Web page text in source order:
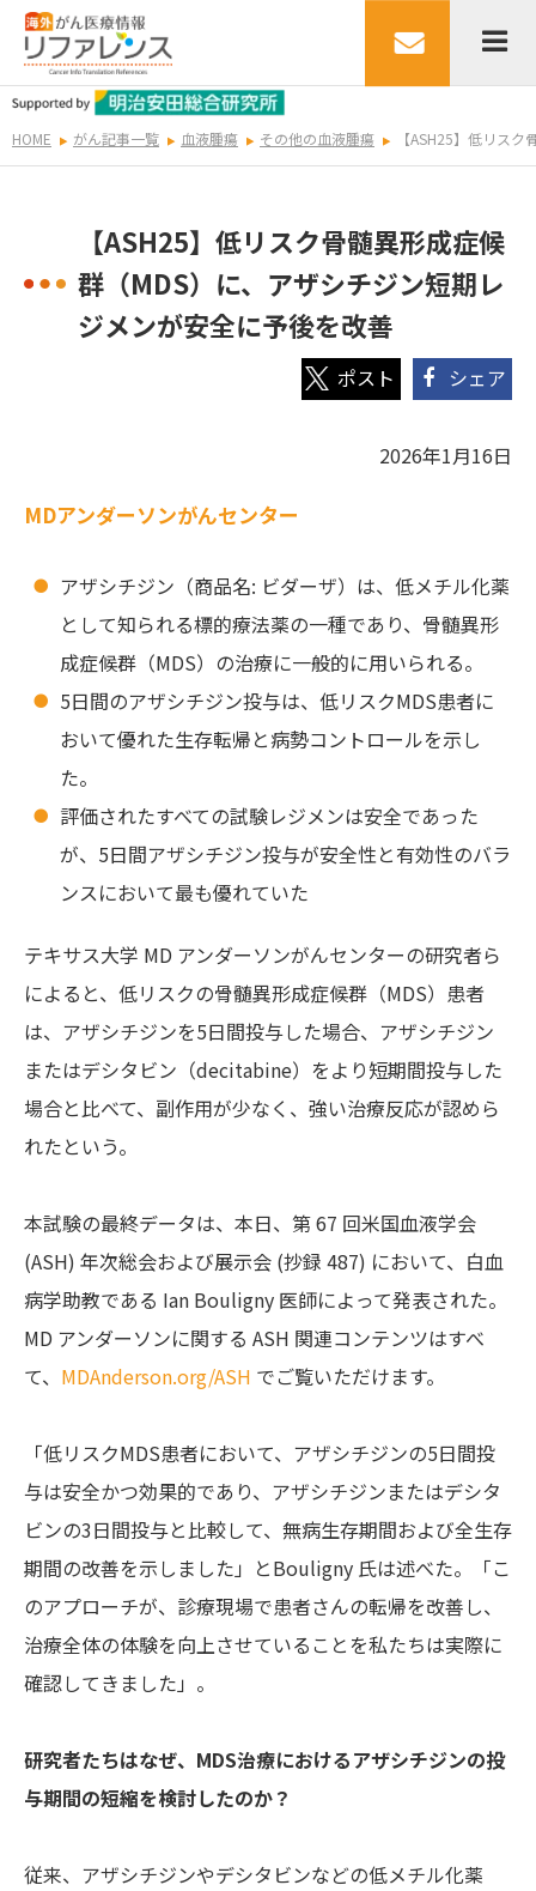
HOME がん記事一覧 血液腫瘍 その他の血液腫瘍 【ASH25】低リス
【ASH25】低リスク骨髄異形成症候
群（MDS）に、アザシチジン短期レ
ジメンが安全に予後を改善
シェア
2026年1月16日
MDアンダーソンがんセンター
アザシチジン（商品名: ビダーザ）は、低メチル化薬
として知られる標的療法薬の一種であり、骨髄異形
成症候群（MDS）の治療に一般的に用いられる。
5日間のアザシチジン投与は、低リスクMDS患者に
おいて優れた生存転帰と病勢コントロールを示し
た。
評価されたすべての試験レジメンは安全であった
が、5日間アザシチジン投与が安全性と有効性のバラ
ンスにおいて最も優れていた
テキサス大学 MD アンダーソンがんセンターの研究者ら
によると、低リスクの骨髄異形成症候群（MDS）患者
は、アザシチジンを5日間投与した場合、アザシチジン
またはデシタビン（decitabine）をより短期間投与した
場合と比べて、副作用が少なく、強い治療反応が認めら
れたという。
本試験の最終データは、本日、第 67 回米国血液学会
(ASH) 年次総会および展示会 (抄録 487) において、白血
病学助教である Ian Bouligny 医師によって発表された。
MD アンダーソンに関する ASH 関連コンテンツはすべ
て、 MDAnderson.org/ASH でご覧いただけます。
「低リスクMDS患者において、アザシチジンの5日間投
与は安全かつ効果的であり、アザシチジンまたはデシタ
ビンの3日間投与と比較して、無病生存期間および全生存
期間の改善を示しました」とBouligny 氏は述べた。「こ
のアプローチが、診療現場で患者さんの転帰を改善し、
治療全体の体験を向上させていることを私たちは実際に
確認してきました」。
研究者たちはなぜ、MDS治療におけるアザシチジンの投
与期間の短縮を検討したのか？
従来、アザシチジンやデシタビンなどの低メチル化薬